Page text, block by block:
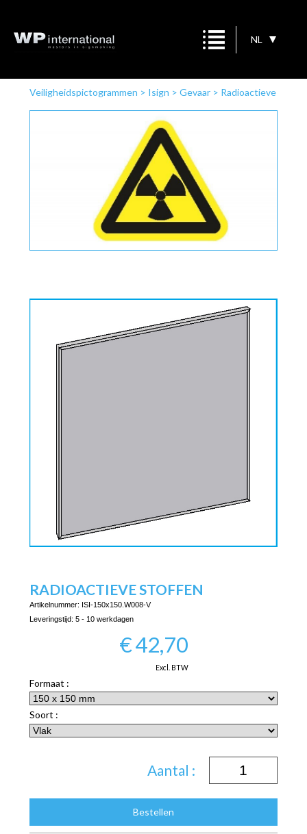
NL
Veiligheidspictogrammen > Isign > Gevaar> Radioactieve
RADIOACTIEVE STOFFEN
Artikelnummer: ISI-150x150.W008-V
Leveringstijd: 5 - 10 werkdagen
€42,70
Excl. BTW
Formaat :
Soort :
Aantal :
Bestellen